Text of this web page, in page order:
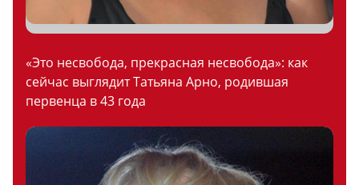
«Это несвобода, прекрасная несвобода»: как
сейчас выглядит Татьяна Арно, родившая
первенца в 43 года